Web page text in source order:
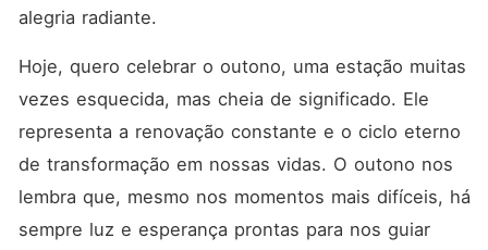
alegria radiante.
Hoje, quero celebrar o outono, uma estação muitas
vezes esquecida, mas cheia de significado. Ele
representa a renovação constante e o ciclo eterno
de transformação em nossas vidas. O outono nos
lembra que, mesmo nos momentos mais difíceis, há
sempre luz e esperança prontas para nos guiar